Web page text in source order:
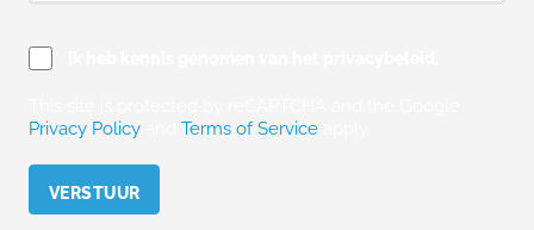
Privacy Policy
Terms of Service